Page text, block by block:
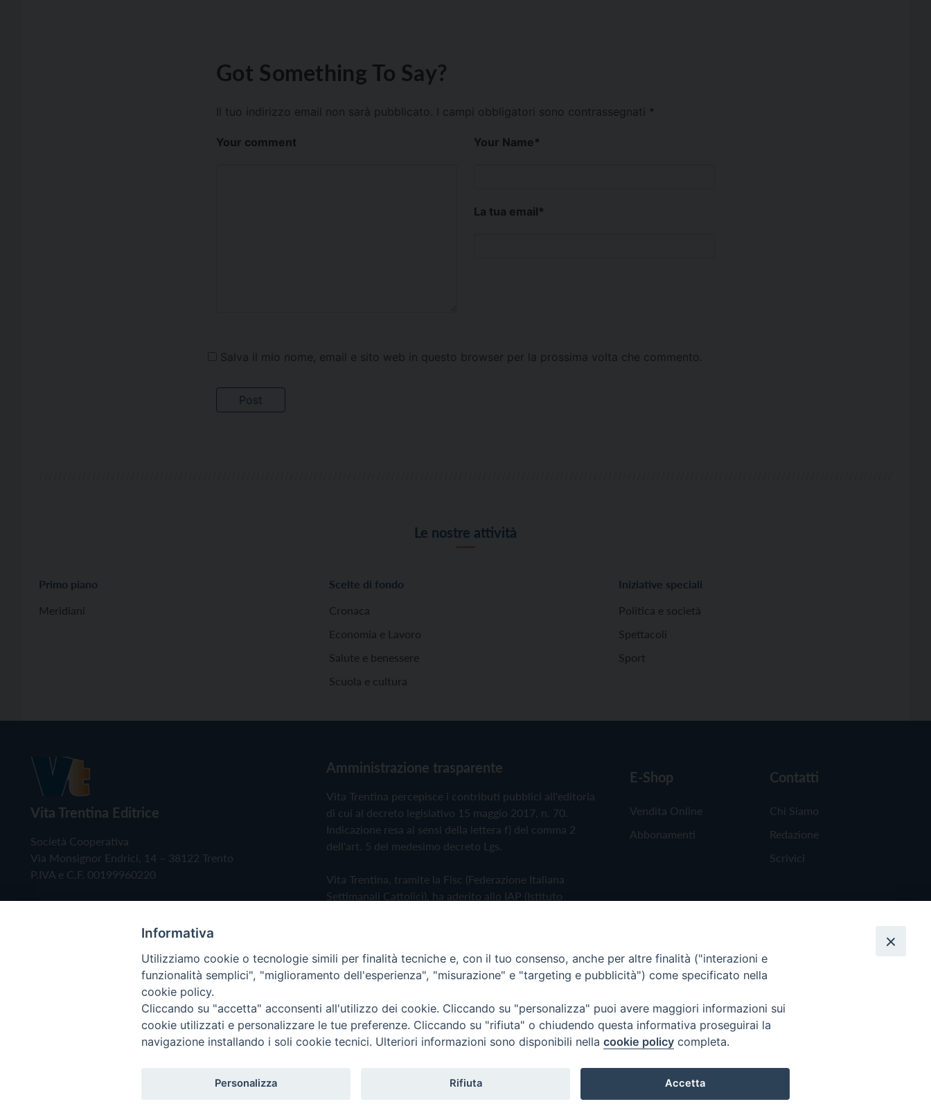
Got Something To Say?
Il tuo indirizzo email non sarà pubblicato. I campi obbligatori sono contrassegnati *
Your comment Your Name*
La tua email*
Salva il mio nome, email e sito web in questo browser per la prossima volta che commento.
Le nostre attività
Primo piano
Meridiani
Scelte di fondo
Cronaca
Economia e Lavoro
Salute e benessere
Scuola e cultura
Iniziative speciali
Politica e società
Spettacoli
Sport
Vita Trentina Editrice
Società Cooperativa
Via Monsignor Endrici, 14 – 38122 Trento
P.IVA e C.F. 00199960220
Amministrazione trasparente
Vita Trentina percepisce i contributi pubblici all'editoria
di cui al decreto legislativo 15 maggio 2017, n. 70.
Indicazione resa ai sensi della lettera f) del comma 2
dell'art. 5 del medesimo decreto Lgs.
Vita Trentina, tramite la Fisc (Federazione Italiana
Settimanali Cattolici), ha aderito allo IAP (Istituto
Privacy Policy Cookie Policy
E-Shop
Vendita Online
Abbonamenti
Contatti
Chi Siamo
Redazione
Scrivici
Copyright © 2019 - Tutti i diritti riservati - Vita Trentina Editrice
Informativa
Utilizziamo cookie o tecnologie simili per finalità tecniche e, con il tuo consenso, anche per altre finalità ("interazioni e
funzionalità semplici", "miglioramento dell'esperienza", "misurazione" e "targeting e pubblicità") come specificato nella
cookie policy.
Cliccando su "accetta" acconsenti all'utilizzo dei cookie. Cliccando su "personalizza" puoi avere maggiori informazioni sui
cookie utilizzati e personalizzare le tue preferenze. Cliccando su "rifiuta" o chiudendo questa informativa proseguirai la
navigazione installando i soli cookie tecnici. Ulteriori informazioni sono disponibili nella cookie policy completa.
Personalizza Rifiuta Accetta